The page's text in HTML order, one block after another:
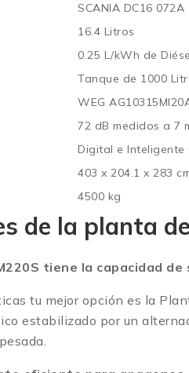
SCANIA DC16
16.4 Litros
0.25 L/kWh de
Tanque de 1000
WEG
72 dB medidos a 7
Digital e Inteligente
403 x 204.1 x 283
4500 kg
de la planta
tiene la capacidad
tu mejor opción es la
estabilizado por un